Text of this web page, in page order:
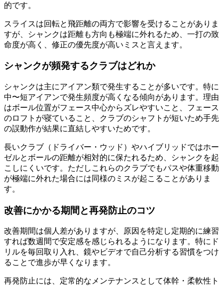
的です。
スライスは回転と飛距離の両方で影響を受けることがありま
すが、シャンクは距離も方向も極端に外れるため、一打の致
命度が高く、修正の優先度が高いミスと言えます。
シャンクが頻発するクラブはどれか
シャンクは主にアイアン類で発生することが多いです。特に
中〜短アイアンで発生頻度が高くなる傾向があります。理由
はボール位置がフェース中心からズレやすいこと、フェース
のロフトが寝ていること、クラブのシャフトが短いため手先
の誤動作が結果に直結しやすいためです。
長いクラブ（ドライバー・ウッド）やハイブリッドではホー
ゼルとボールの距離が相対的に保たれるため、シャンクを起
こしにくいです。ただしこれらのクラブでもパスや体重移動
が極端に外れた場合には同様のミスが起こることがありま
す。
改善にかかる期間と再発防止のコツ
改善期間は個人差がありますが、原因を特定し定期的に練習
すれば数週間で安定感を感じられるようになります。特にド
リルを毎回取り入れ、鏡やビデオで自己分析する習慣をつけ
ることで進歩が早くなります。
再発防止には、定常的なメンテナンスとして体幹・柔軟性ト